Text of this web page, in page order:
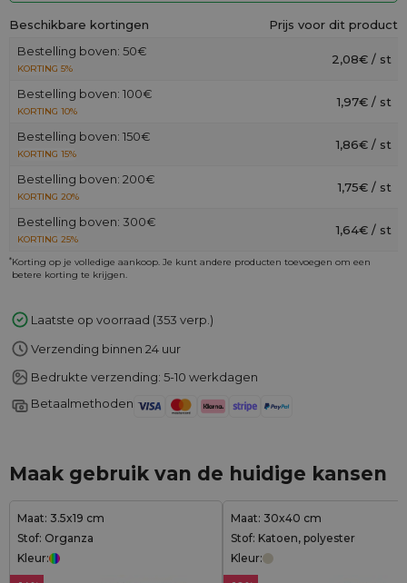
Beschikbare kortingen
Prijs voor dit product
Bestelling boven: 50€
KORTING 5%
2,08€ / st
Bestelling boven: 100€
KORTING 10%
1,97€ / st
Bestelling boven: 150€
KORTING 15%
1,86€ / st
Bestelling boven: 200€
KORTING 20%
1,75€ / st
Bestelling boven: 300€
KORTING 25%
1,64€ / st
*Korting op je volledige aankoop. Je kunt andere producten toevoegen om een
betere korting te krijgen.
Laatste op voorraad (353 verp.)
Verzending binnen 24 uur
Bedrukte verzending: 5-10 werkdagen
Betaalmethoden
Maak gebruik van de huidige kansen
Maat: 3.5x19 cm
Stof: Organza
Kleur:
Maat: 30x40 cm
Stof: Katoen, polyester
Kleur: